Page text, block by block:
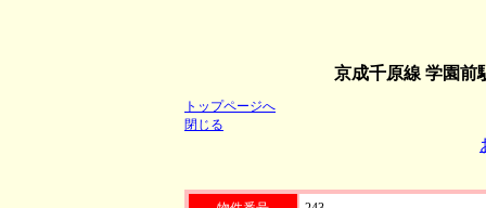
京成千原線 学園前
トップページへ
閉じる